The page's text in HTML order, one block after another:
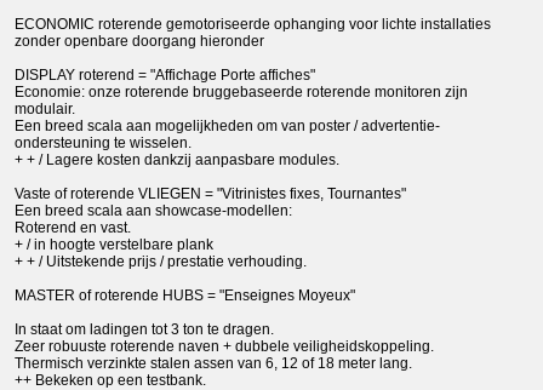
ECONOMIC roterende gemotoriseerde ophanging voor lichte installaties
zonder openbare doorgang hieronder
DISPLAY roterend = "Affichage Porte affiches"
Economie: onze roterende bruggebaseerde roterende monitoren zijn
modulair.
Een breed scala aan mogelijkheden om van poster / advertentie-
ondersteuning te wisselen.
+ + / Lagere kosten dankzij aanpasbare modules.
Vaste of roterende VLIEGEN = "Vitrinistes fixes, Tournantes"
Een breed scala aan showcase-modellen:
Roterend en vast.
+ / in hoogte verstelbare plank
+ + / Uitstekende prijs / prestatie verhouding.
MASTER of roterende HUBS = "Enseignes Moyeux"
In staat om ladingen tot 3 ton te dragen.
Zeer robuuste roterende naven + dubbele veiligheidskoppeling.
Thermisch verzinkte stalen assen van 6, 12 of 18 meter lang.
++ Bekeken op een testbank.